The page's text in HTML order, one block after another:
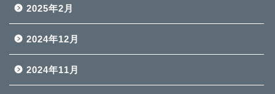
2025年2月
2024年12月
2024年11月